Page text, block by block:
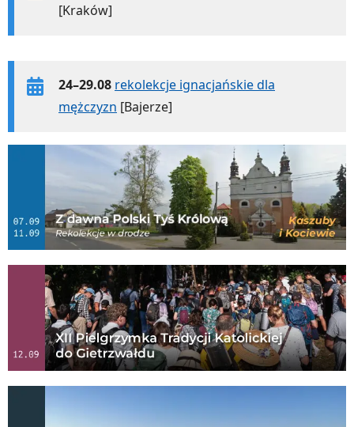
[Kraków]
24–29.08 rekolekcje ignacjańskie dla
mężczyzn [Bajerze]